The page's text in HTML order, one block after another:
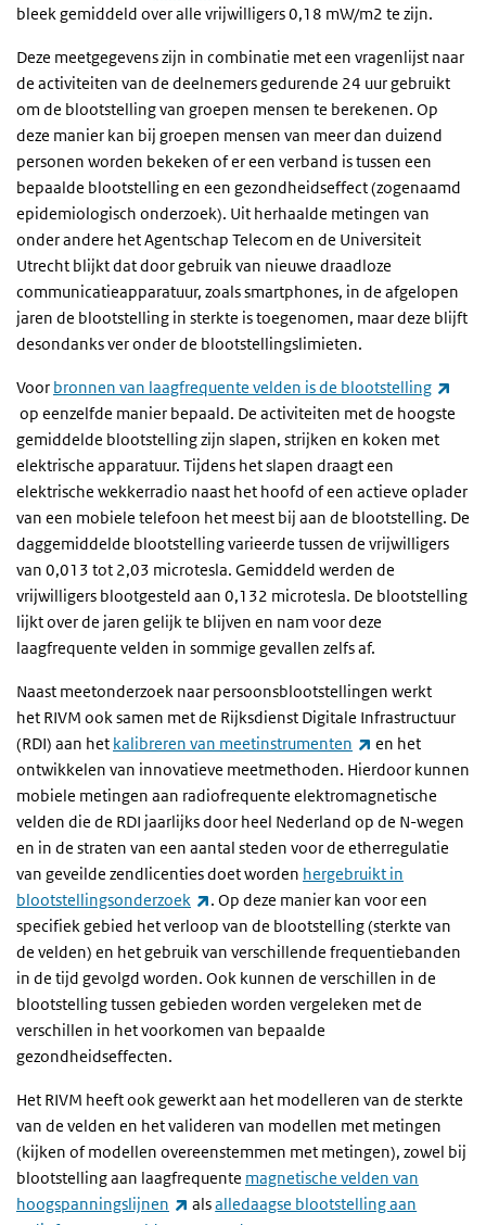
bleek gemiddeld over alle vrijwilligers 0,18 mW/m2 te zijn.
Deze meetgegevens zijn in combinatie met een vragenlijst naar
de activiteiten van de deelnemers gedurende 24 uur gebruikt
om de blootstelling van groepen mensen te berekenen. Op
deze manier kan bij groepen mensen van meer dan duizend
personen worden bekeken of er een verband is tussen een
bepaalde blootstelling en een gezondheidseffect (zogenaamd
epidemiologisch onderzoek). Uit herhaalde metingen van
onder andere het Agentschap Telecom en de Universiteit
Utrecht blijkt dat door gebruik van nieuwe draadloze
communicatieapparatuur, zoals smartphones, in de afgelopen
jaren de blootstelling in sterkte is toegenomen, maar deze blijft
desondanks ver onder de blootstellingslimieten.
Voor bronnen van laagfrequente velden is de blootstelling
(externe link)
op eenzelfde manier bepaald. De activiteiten met de hoogste
gemiddelde blootstelling zijn slapen, strijken en koken met
elektrische apparatuur. Tijdens het slapen draagt een
elektrische wekkerradio naast het hoofd of een actieve oplader
van een mobiele telefoon het meest bij aan de blootstelling. De
daggemiddelde blootstelling varieerde tussen de vrijwilligers
van 0,013 tot 2,03 microtesla. Gemiddeld werden de
vrijwilligers blootgesteld aan 0,132 microtesla. De blootstelling
lijkt over de jaren gelijk te blijven en nam voor deze
laagfrequente velden in sommige gevallen zelfs af.
Naast meetonderzoek naar persoonsblootstellingen werkt
het RIVM ook samen met de Rijksdienst Digitale Infrastructuur
(RDI) aan het kalibreren van meetinstrumenten (externe link)
en het
ontwikkelen van innovatieve meetmethoden. Hierdoor kunnen
mobiele metingen aan radiofrequente elektromagnetische
velden die de RDI jaarlijks door heel Nederland op de N-wegen
en in de straten van een aantal steden voor de etherregulatie
van geveilde zendlicenties doet worden hergebruikt in
blootstellingsonderzoek
(externe link)
. Op deze manier kan voor een
specifiek gebied het verloop van de blootstelling (sterkte van
de velden) en het gebruik van verschillende frequentiebanden
in de tijd gevolgd worden. Ook kunnen de verschillen in de
blootstelling tussen gebieden worden vergeleken met de
verschillen in het voorkomen van bepaalde
gezondheidseffecten.
Het RIVM heeft ook gewerkt aan het modelleren van de sterkte
van de velden en het valideren van modellen met metingen
(kijken of modellen overeenstemmen met metingen), zowel bij
blootstelling aan laagfrequente magnetische velden van
hoogspanningslijnen
(externe link)
alsalledaagse blootstelling aan